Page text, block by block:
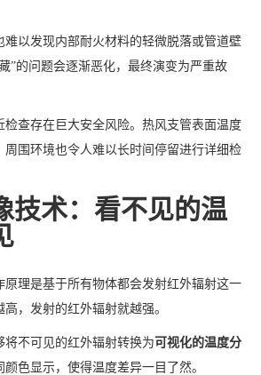
难以发现内部耐火材料的轻微脱落或管道壁
”的问题会逐渐恶化，最终演变为严重故
检查存在巨大安全风险。热风支管表面温度
周围环境也令人难以长时间停留进行详细检
技术：看不见的温
原理是基于所有物体都会发射红外辐射这一
，发射的红外辐射就越强。
将不可见的红外辐射转换为可视化的温度分
颜色显示，使得温度差异一目了然。